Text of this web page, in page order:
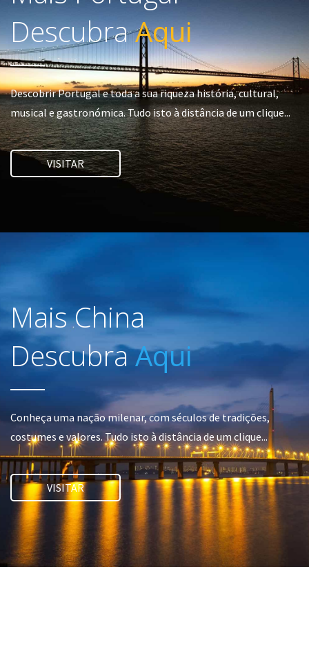
Aulas em pequenos grupos privados
Grupo de 3 pessoas
Pacote de 20 horas: 450€/grupo
Para grupos com um diferente número de pessoas,
Mais informações e inscrições
Rua Américo Durão, 16B, Lisboa (Metro Linha Vermelha,
Estação Olaias)
cl@portalmartimmoniz.pt
DescubraAqui
Descobrir Portugal e toda a sua riqueza história, cultural,
musical e gastronómica. Tudo isto à distância de um clique...
VISITAR
Mais China
DescubraAqui
Conheça uma nação milenar, com séculos de tradições,
costumes e valores. Tudo isto à distância de um clique...
VISITAR